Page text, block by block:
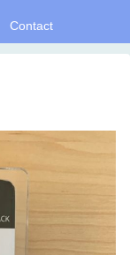
Contact